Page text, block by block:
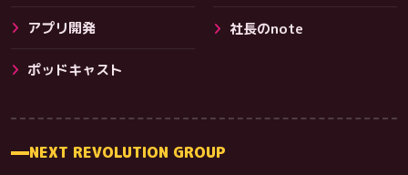
その他サービス
アプリ開発 社長のnote
ポッドキャスト
NEXT REVOLUTION GROUP